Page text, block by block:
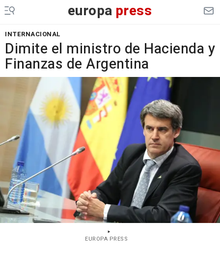
europa press
INTERNACIONAL
Dimite el ministro de Hacienda y
Finanzas de Argentina
EUROPA PRESS